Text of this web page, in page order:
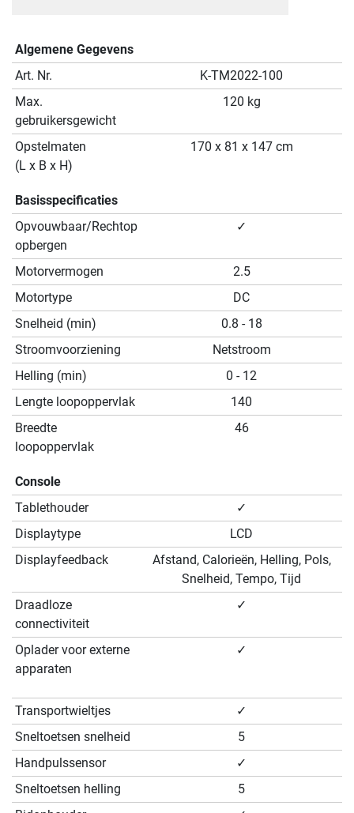
Algemene Gegevens
Art. Nr.
K-TM2022-100
Max.
gebruikersgewicht
120 kg
Opstelmaten
(L x B x H)
170 x 81 x 147 cm
Basisspecificaties
Opvouwbaar/Rechtop
opbergen
✓
Motorvermogen
2.5
Motortype
DC
Snelheid (min)
0.8 - 18
Stroomvoorziening
Netstroom
Helling (min)
0 - 12
Lengte loopoppervlak
140
Breedte
loopoppervlak
46
Console
Tablethouder
✓
Displaytype
LCD
Displayfeedback
Afstand, Calorieën, Helling, Pols,
Snelheid, Tempo, Tijd
Draadloze
connectiviteit
✓
Oplader voor externe
apparaten
✓
Transportwieltjes
✓
Sneltoetsen snelheid
5
Handpulssensor
✓
Sneltoetsen helling
5